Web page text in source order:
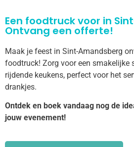
Een foodtruck voor in
Ontvang een offerte!
Maak je feest in Sint-Amandsberg
foodtruck! Zorg voor een smakelijke
rijdende keukens, perfect voor het
drankjes.
Ontdek en boek vandaag nog de
jouw evenement!